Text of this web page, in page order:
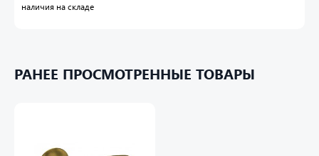
наличия на складе
РАНЕЕ ПРОСМОТРЕННЫЕ ТОВАРЫ